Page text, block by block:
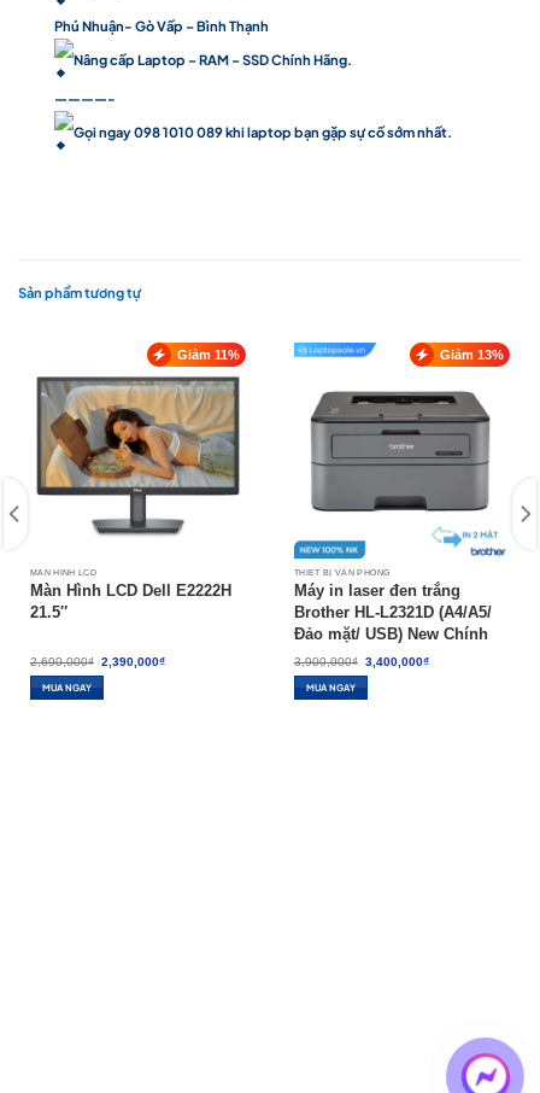
Phú Nhuận- Gò Vấp – Bình Thạnh
Nâng cấp Laptop – RAM – SSD Chính Hãng.
————-
Gọi ngay 098 1010 089 khi laptop bạn gặp sự cố sớm nhất.
Sản phẩm tương tự
Giảm 11%
MÀN HÌNH LCD
Màn Hình LCD Dell E2222H
21.5″
2,690,000₫ Giá
gốc
2,390,000₫Giá
MUA NGAY
Giảm 13%
THIẾT BỊ VĂN PHÒNG
Máy in laser đen trắng
Brother HL-L2321D (A4/A5/
Đảo mặt/ USB) New Chính
Hãng
3,900,000₫ Giá
gốc
3,400,000₫Giá
MUA NGAY